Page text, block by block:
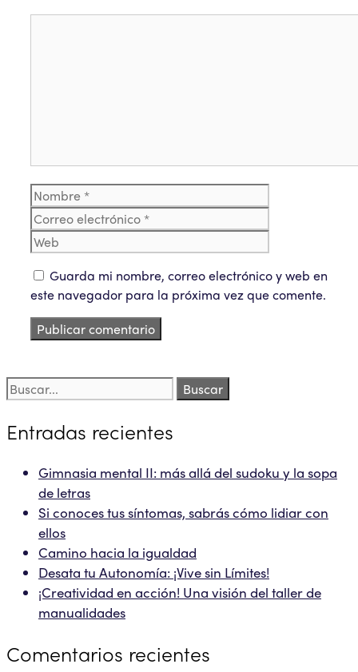
Nombre
electrónico
Guarda mi nombre, correo electrónico y web en
este navegador para la próxima vez que comente.
Buscar:
Entradas recientes
Gimnasia mental II: más allá del sudoku y la sopa
de letras
Si conoces tus síntomas, sabrás cómo lidiar con
ellos
Camino hacia la igualdad
Desata tu Autonomía: ¡Vive sin Límites!
¡Creatividad en acción! Una visión del taller de
manualidades
Comentarios recientes